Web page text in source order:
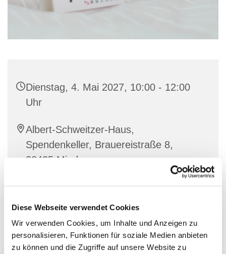
Diese Webseite verwendet Cookies
Wir verwenden Cookies, um Inhalte und Anzeigen zu
personalisieren, Funktionen für soziale Medien anbieten
zu können und die Zugriffe auf unsere Website zu
Dienstag, 4. Mai 2027, 10:00 - 12:00
Uhr
Albert-Schweitzer-Haus,
Spendenkeller, Brauereistraße 8,
32425 Minden